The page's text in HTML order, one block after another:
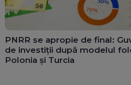
PNRR se apropie de final:
de investiții după modelul
Polonia și Turcia